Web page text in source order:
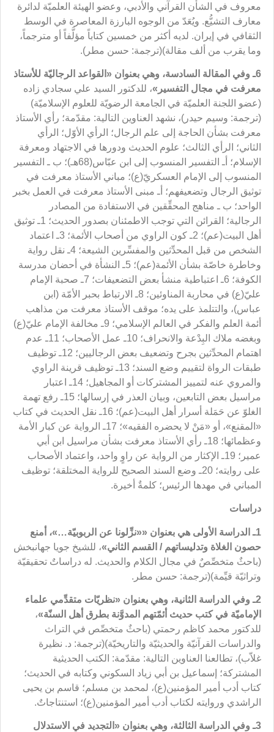
معروف في الشأن القرآني والأدبي، وعضو الهيئة العلميّة لدائرة
معارف التشيُّع. ويُعَدّ من الوجوه البارزة المعاصرة في الوسط
الثقافي في إيران. لديه أكثر من خمسين كتاباً مؤلَّفاً أو مترجماً،
وما يقرب من ألف مقالة)(ترجمة: حسن مطر).
6ـ وفي المقالة السادسة ، وهي بعنوان «القواعد الرجاليّة للأستاذ
معرفت في مجال التفسير»، للدكتور السيد علي سجادي زاده
(عضو اللجنة العلميّة في الجامعة الرضويّة للعلوم الإسلاميّة)
(ترجمة: وسيم حيدر)، نشهد العناوين التالية: مقدّمة؛ رأي الأستاذ
معرفت بشأن الحاجة إلى علم الرجال؛ الرأي الأوّل؛ الرأي
الثاني؛ الرأي الثالث؛ علوم الحديث ودورها في الاجتهاد ومعرفة
الإسلام؛ أـ التفسير المنسوب إلى ابن عبّاس(68هـ)؛ ب ـ التفسير
المنسوب إلى الإمام العسكريّ(ع)؛ مباني الأستاذ معرفت في
توثيق الرجال وتضعيفهم؛ أـ مبنى الأستاذ معرفت في العمل بخبر
الواحد؛ ب ـ مناهج المحقِّقين في الاستفادة من المصادر
الرجالية؛ القرائن التي توجب الاطمئنان بصدور الحديث؛ 1ـ توثيق
أهل البيت(عم)؛ 2ـ كون الراوي من أصحاب الأئمة؛ 3ـ اعتماد
الشخص من قبل المحدِّثين والمفسِّرين الشيعة؛ 4ـ نقل رواية
وخاطرة خاصّة بشأن الأئمة(عم)؛ 5ـ النشأة في أحضان مدرسة
الكوفة؛ 6ـ اعتباطية منشأ بعض التضعيفات؛ 7ـ صحبة الإمام
عليّ(ع) في محاربة المناوئين؛ 8ـ الارتباط بحبر الأمّة (ابن
عباس)، والتتلمذ على يده؛ موقف الأستاذ معرفت من مذاهب
أئمة العلم والفكر في العالم الإسلامي؛ 9ـ مخالفة الإمام عليّ(ع)
وبغضه ملاك البِدْعة والانحراف؛ 10ـ عمل الأصحاب؛ 11ـ عدم
اهتمام المحدِّثين بجرح وتضعيف بعض الرجاليين؛ 12ـ توظيف
طبقات الرواة لتقييم وضع السند؛ 13ـ توظيف قرينة الراوي
والمروي عنه لتمييز المشتركات أو المجاهيل؛ 14ـ اعتبار
مراسيل بعض التابعين، وبيان العذر في إرسالها؛ 15ـ رفع تهمة
الغلوّ عن حَمَلة أسرار أهل البيت(عم)؛ 16ـ نقل الحديث في كتاب
«المقنع»، أو «مَنْ لا يحضره الفقيه»؛ 17ـ الرواية عن كبار الأمة
وعظمائها؛ 18ـ رأي الأستاذ معرفت بشأن مراسيل ابن أبي
عمير؛ 19ـ الإكثار من الرواية عن راوٍ واحد، واعتماد الأصحاب
على روايته؛ 20ـ وضع السند الصحيح للرواية المختلقة؛ توظيف
المباني في مهدها الرئيس؛ كلمةٌ أخيرة.
دراسات
1ـ الدراسة الأولى هي بعنوان « «نزِّلونا عن الربوبيّة…»، أمنع
حصون الغلاة وتدليساتهم / القسم الثاني»، للشيخ جويا جهانبخش
(باحثٌ متخصِّصٌ في مجال الكلام والحديث. له دراساتٌ تحقيقيّة
وتراثيّة قيِّمة)(ترجمة: حسن مطر.
2ـ وفي الدراسة الثانية ، وهي بعنوان «نظريّات متقدِّمي علماء
الإماميّة في كتب حديث أئمّتهم المدوَّنة بطرق أهل السنّة»،
للدكتور محمد كاظم رحمتي (باحثٌ متخصِّص في التراث
والدراسات القرآنيّة والحديثيّة والتاريخيّة)(ترجمة: د. نظيرة
غلاّب)، تطالعنا العناوين التالية: مقدّمة: الكتب الحديثية
المشتركة؛ إسماعيل بن أبي زياد السكوني وكتابه في الحديث؛
كتاب أدب أمير المؤمنين(ع)، لمحمد بن مسلم؛ قاسم بن يحيى
الراشدي وروايته لكتاب أدب أمير المؤمنين(ع)؛ استنتاجاتٌ.
3ـ وفي الدراسة الثالثة ، وهي بعنوان «التجديد في الاستدلال